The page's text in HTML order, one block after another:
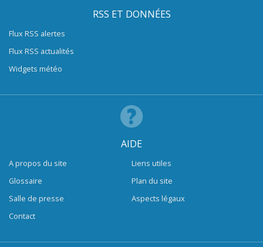
RSS ET DONNÉES
Flux RSS alertes
Flux RSS actualités
Widgets météo
AIDE
A propos du site
Glossaire
Salle de presse
Contact
Liens utiles
Plan du site
Aspects légaux